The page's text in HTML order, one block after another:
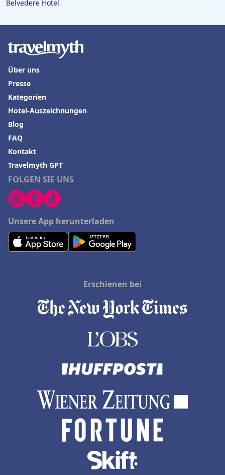
Belvedere Hotel
FOLGEN SIE UNS
Unsere App herunterladen
Über uns
Presse
Kategorien
Hotel-Auszeichnungen
Blog
FAQ
Kontakt
Travelmyth GPT
Erschienen bei